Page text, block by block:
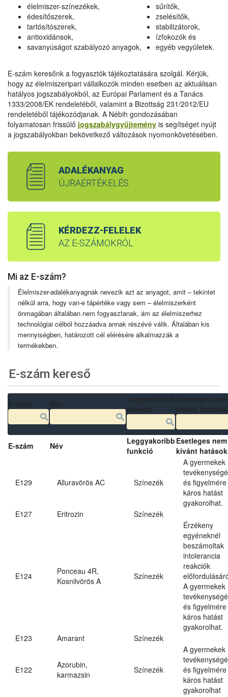
élelmiszer-színezékek,
édesítőszerek,
tartósítószerek,
antioxidánsok,
savanyúságot szabályozó anyagok,
sűrítők,
zselésítők,
stabilizátorok,
ízfokozók és
egyéb vegyületek.
E-szám keresőnk a fogyasztók tájékoztatására szolgál. Kérjük,
hogy az élelmiszeripari vállalkozók minden esetben az aktuálisan
hatályos jogszabályokból, az Európai Parlament és a Tanács
1333/2008/EK rendeletéből, valamint a Bizottság 231/2012/EU
rendeletéből tájékozódjanak. A Nébih gondozásában
folyamatosan frissülő jogszabálygyűjtemény is segítséget nyújt
a jogszabályokban bekövetkező változások nyomonkövetésében.
ADALÉKANYAG
ÚJRAÉRTÉKELÉS
KÉRDEZZ-FELELEK
AZ E-SZÁMOKRÓL
Mi az E-szám?
Élelmiszer-adalékanyagnak nevezik azt az anyagot, amit – tekintet
nélkül arra, hogy van-e tápértéke vagy sem – élelmiszerként
önmagában általában nem fogyasztanak, ám az élelmiszerhez
technológiai célból hozzáadva annak részévé válik. Általában kis
mennyiségben, határozott cél elérésére alkalmazzák a
termékekben.
E-szám kereső
E-szám Név
Leggyakoribb
funkció
Esetleges nem
kívánt hatások
E129 Alluravörös AC Színezék
A gyermekek
és figyelmére
káros hatást
gyakorolhat.
E127
Eritrozin Színezék
E124
Ponceau 4R,
Kosnilvörös A
Színezék
Érzékeny
egyéneknél
beszámoltak
intolerancia
reakciók
A gyermekek
és figyelmére
káros hatást
gyakorolhat.
E123
Amarant Színezék
E122
Azorubin,
karmazsin
Színezék
A gyermekek
és figyelmére
káros hatást
gyakorolhat